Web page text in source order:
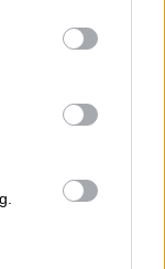
may click to
party tags to
below Google
τόσο
κατηγορίες
να µείνουν
συνέπεια να
εκτός